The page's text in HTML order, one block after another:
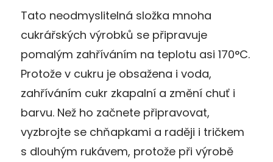
Tato neodmyslitelná složka mnoha
cukrářských výrobků se připravuje
pomalým zahříváním na teplotu asi 170°C.
Protože v cukru je obsažena i voda,
zahříváním cukr zkapalní a změní chuť i
barvu. Než ho začnete připravovat,
vyzbrojte se chňapkami a raději i tričkem
s dlouhým rukávem, protože při výrobě